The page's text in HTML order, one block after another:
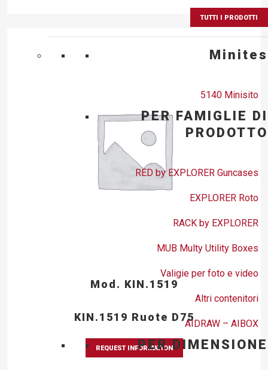
TUTTI I PRODOTTI
Minites
5140 Minisito
PER FAMIGLIE DI
PRODOTTO
RED by EXPLORER Guncases
EXPLORER Roto
RACK by EXPLORER
MUB Multy Utility Boxes
Valigie per foto e video
Altri contenitori
AIDRAW – AIBOX
PER DIMENSIONE
Mod. KIN.1519
KIN.1519 Ruote D75
REQUEST INFORMATION